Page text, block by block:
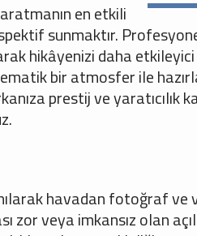
en etkili
sunmaktır.
hikâyenizi daha
bir atmosfer ile
prestij ve yaratıcılık
havadan fotoğraf ve
zor veya imkansız olan